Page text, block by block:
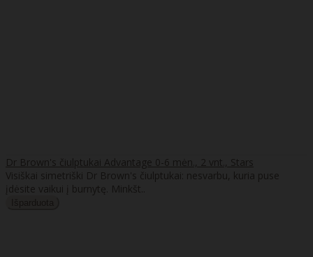
Dr Brown's čiulptukai Advantage 0-6 mėn., 2 vnt., Stars
Visiškai simetriški Dr Brown's čiulptukai: nesvarbu, kuria puse
įdėsite vaikui į burnytę. Minkšt..